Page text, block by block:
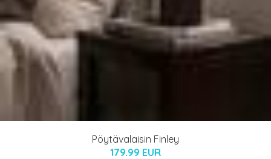
Pöytävalaisin Finley
179.99 EUR